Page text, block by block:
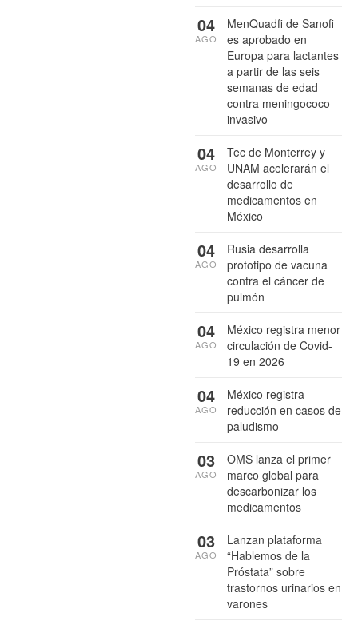
MenQuadfi de Sanofi
es aprobado en
Europa para lactantes
a partir de las seis
semanas de edad
contra meningococo
invasivo
04
AGO
Tec de Monterrey y
UNAM acelerarán el
desarrollo de
medicamentos en
México
04
AGO
Rusia desarrolla
prototipo de vacuna
contra el cáncer de
pulmón
04
AGO
México registra menor
circulación de Covid-
19 en 2026
04
AGO
México registra
reducción en casos de
paludismo
04
AGO
OMS lanza el primer
marco global para
descarbonizar los
medicamentos
03
AGO
Lanzan plataforma
“Hablemos de la
Próstata” sobre
trastornos urinarios en
varones
03
AGO